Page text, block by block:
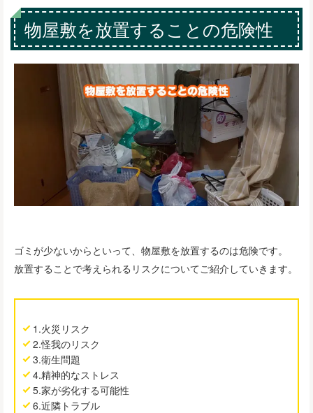
物屋敷を放置することの危険性
ゴミが少ないからといって、物屋敷を放置するのは危険です。
放置することで考えられるリスクについてご紹介していきます。
1.火災リスク
2.怪我のリスク
3.衛生問題
4.精神的なストレス
5.家が劣化する可能性
6.近隣トラブル